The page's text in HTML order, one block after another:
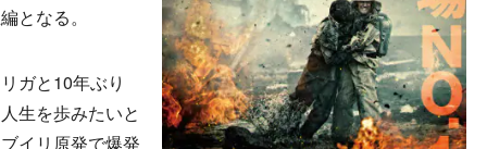
となる。
ガと10年ぶり
生を歩みたいと
イリ原発で爆発